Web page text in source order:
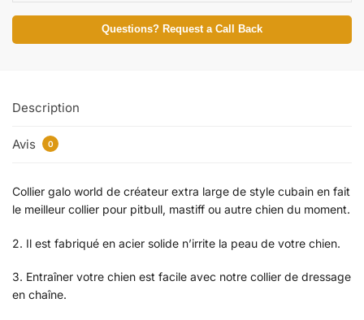
Questions? Request a Call Back
Description
Avis 0
Collier galo world de créateur extra large de style cubain en fait
le meilleur collier pour pitbull, mastiff ou autre chien du moment.
2. Il est fabriqué en acier solide n’irrite la peau de votre chien.
3. Entraîner votre chien est facile avec notre collier de dressage
en chaîne.